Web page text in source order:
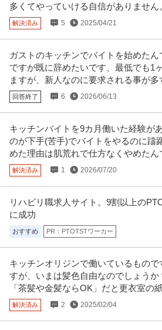
多くてやっていける自信がありません
解決済み 5 2025/04/21
ガストのキッチンでバイトを始めた
ですが既に辞めたいです、最低でも1
ますが、新人なのに要求される事が多
回答終了 6 2026/06/13
キッチンバイトを9カ月働いた経験が
のが下手(苦手)でバイトをやるのに躊
めた理由は肌荒れで仕方なくやめたん
解決済み 1 2026/07/20
リハビリ職求人サイト。9割以上の
に成功
おすすめ PR：PTOTSTワーカー
キッチンオリジンで働いているもの
すが、いまは髪色自由なのでしょう
「茶髪や金髪ならOK」だと更衣室の
解決済み 2 2025/02/04